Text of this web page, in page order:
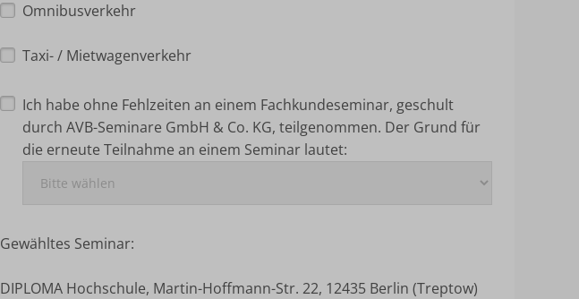
Omnibusverkehr
Taxi- / Mietwagenverkehr
Ich habe ohne Fehlzeiten an einem Fachkundeseminar, geschult
durch AVB-Seminare GmbH & Co. KG, teilgenommen. Der Grund für
die erneute Teilnahme an einem Seminar lautet:
Gewähltes Seminar:
DIPLOMA Hochschule, Martin-Hoffmann-Str. 22, 12435 Berlin (Treptow)